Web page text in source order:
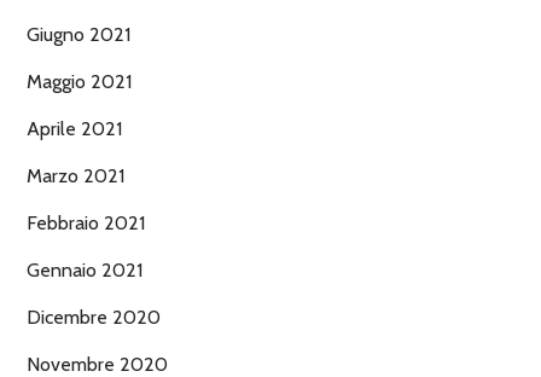
Giugno 2021
Maggio 2021
Aprile 2021
Marzo 2021
Febbraio 2021
Gennaio 2021
Dicembre 2020
Novembre 2020